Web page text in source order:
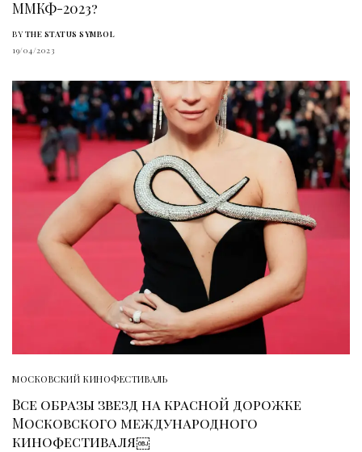
ММКФ-2023?
BY THE STATUS SYMBOL
19/04/2023
МОСКОВСКИЙ КИНОФЕСТИВАЛЬ
Все образы звезд на красной дорожке
Московского международного
кинофестиваля￼